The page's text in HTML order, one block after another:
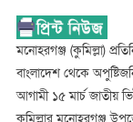
মনোহরগঞ্জ (কুমিল্লা)
বাংলাদেশ থেকে
আগামী ১৫ মার্চ জাতীয়